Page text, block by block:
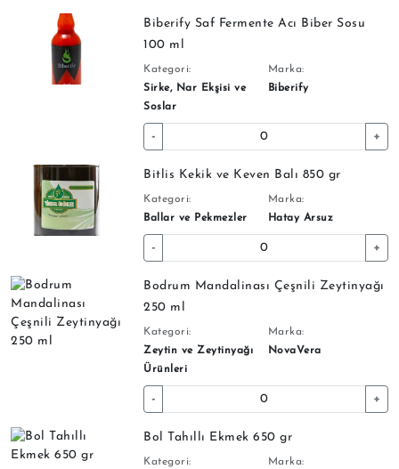
Biberify Saf Fermente Acı Biber Sosu
100 ml
Kategori:
Sirke, Nar Ekşisi ve
Soslar
Marka:
Biberify
- +
Bitlis Kekik ve Keven Balı 850 gr
Kategori:
Ballar ve Pekmezler
Marka:
Hatay Arsuz
- +
Bodrum Mandalinası Çeşnili Zeytinyağı
250 ml
Kategori:
Zeytin ve Zeytinyağı
Ürünleri
Marka:
NovaVera
- +
Bol Tahıllı Ekmek 650 gr
Kategori:
Marka: